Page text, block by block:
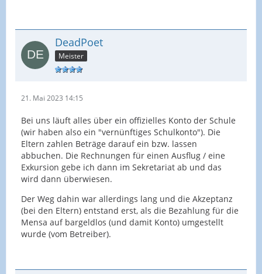
DeadPoet
Meister
21. Mai 2023 14:15
Bei uns läuft alles über ein offizielles Konto der Schule
(wir haben also ein "vernünftiges Schulkonto"). Die
Eltern zahlen Beträge darauf ein bzw. lassen
abbuchen. Die Rechnungen für einen Ausflug / eine
Exkursion gebe ich dann im Sekretariat ab und das
wird dann überwiesen.
Der Weg dahin war allerdings lang und die Akzeptanz
(bei den Eltern) entstand erst, als die Bezahlung für die
Mensa auf bargeldlos (und damit Konto) umgestellt
wurde (vom Betreiber).